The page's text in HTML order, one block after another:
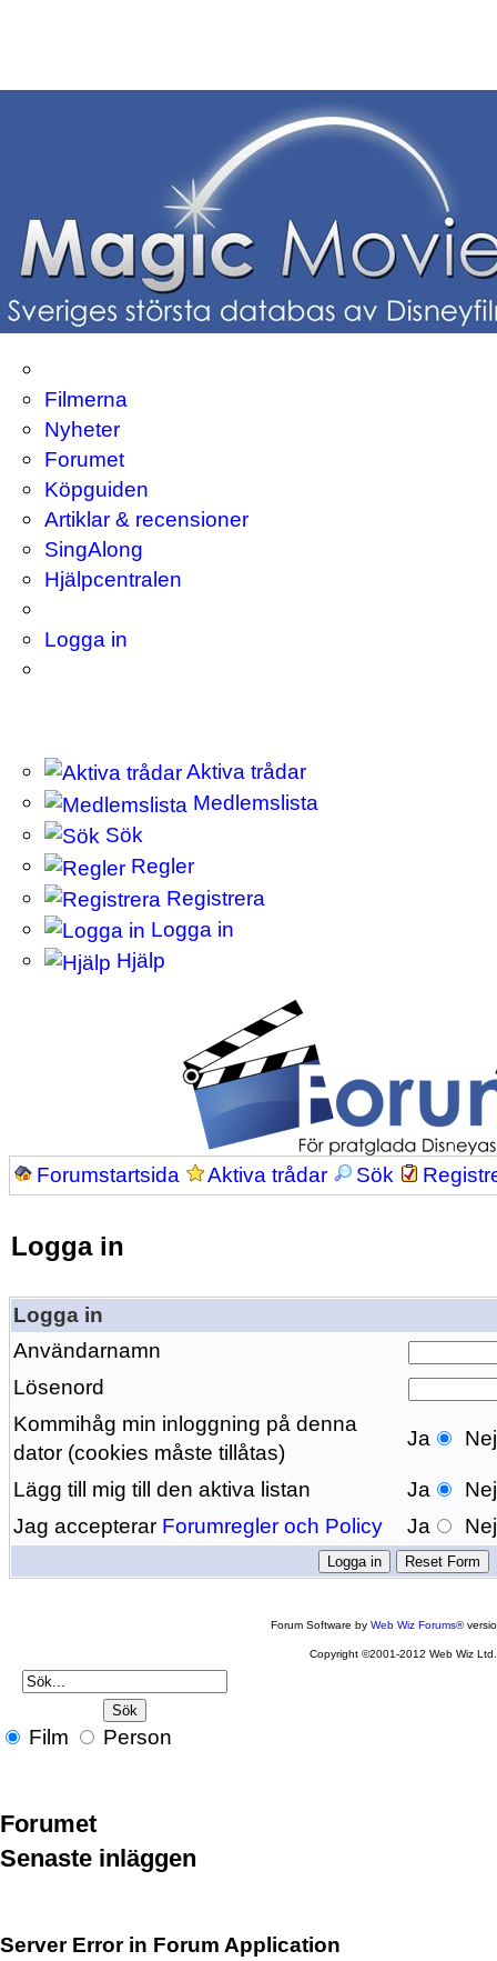
Filmerna
Nyheter
Forumet
Köpguiden
Artiklar & recensioner
SingAlong
Hjälpcentralen
Logga in
Aktiva trådar
Medlemslista
Sök
Regler
Registrera
Logga in
Hjälp
Forumstartsida Aktiva trådar Sök
Logga in
Logga in
Användarnamn
Lösenord
Kommihåg min inloggning på denna
dator (cookies måste tillåtas)
Ja Nej
Lägg till mig till den aktiva listan Ja
Nej
Jag accepterar Forumregler och Policy Ja Nej
Forum Software byWeb Wiz Forums®
Copyright ©2001-2012 Web Wiz Ltd.
Film Person
Forumet
Senaste inläggen
Server Error in Forum Application